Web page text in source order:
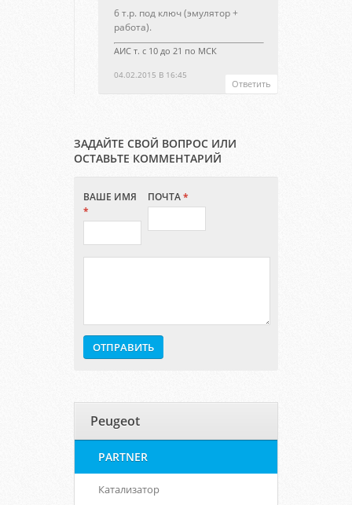
04.02.2015 В 16:45
6 т.р. под ключ (эмулятор +
работа).
АИС т. с 10 до 21 по МСК
Ответить
ЗАДАЙТЕ СВОЙ ВОПРОС ИЛИ
ОСТАВЬТЕ КОММЕНТАРИЙ
ВАШЕ ИМЯ
*
ПОЧТА*
Peugeot
PARTNER
Катализатор